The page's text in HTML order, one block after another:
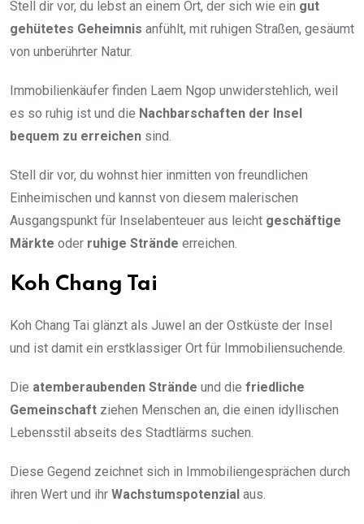
Stell dir vor, du lebst an einem Ort, der sich wie ein gut
gehütetes Geheimnis anfühlt, mit ruhigen Straßen, gesäumt
von unberührter Natur.
Immobilienkäufer finden Laem Ngop unwiderstehlich, weil
es so ruhig ist und die Nachbarschaften der Insel
bequem zu erreichen sind.
Stell dir vor, du wohnst hier inmitten von freundlichen
Einheimischen und kannst von diesem malerischen
Ausgangspunkt für Inselabenteuer aus leicht geschäftige
Märkte oder ruhige Strände erreichen.
Koh Chang Tai
Koh Chang Tai glänzt als Juwel an der Ostküste der Insel
und ist damit ein erstklassiger Ort für Immobiliensuchende.
Die atemberaubenden Strände und die friedliche
Gemeinschaft ziehen Menschen an, die einen idyllischen
Lebensstil abseits des Stadtlärms suchen.
Diese Gegend zeichnet sich in Immobiliengesprächen durch
ihren Wert und ihr Wachstumspotenzial aus.